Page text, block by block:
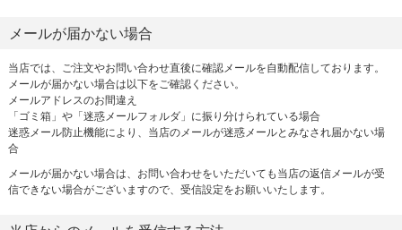
メールが届かない場合
当店では、ご注文やお問い合わせ直後に確認メールを自動配信しております。
メールが届かない場合は以下をご確認ください。
メールアドレスのお間違え
「ゴミ箱」や「迷惑メールフォルダ」に振り分けられている場合
迷惑メール防止機能により、当店のメールが迷惑メールとみなされ届かない場
合
メールが届かない場合は、お問い合わせをいただいても当店の返信メールが受
信できない場合がございますので、受信設定をお願いいたします。